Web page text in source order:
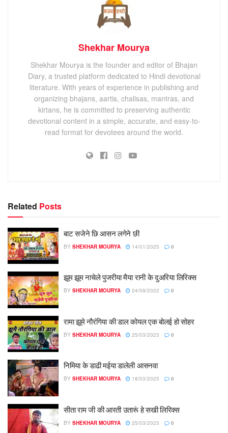
Shekhar Mourya
Shekhar Mourya is the founder and editor of Bhajan
Diary, a trusted platform dedicated to Hindi devotional
literature. With years of experience in publishing and
organizing bhajans, aartis, chalisas, mantras, and
kirtans, he is committed to preserving authentic
devotional content in a simple, accurate, and easy-to-
read format for devotees around the world.
Related Posts
बाट सजेने छि आसन लगेने छी
BY SHEKHAR MOURYA 14/01/2025 0
झूम झूम नाचेले पुजरीया मैया रानी के दुअरिया लिरिक्स
BY SHEKHAR MOURYA 24/09/2022 0
रामा झूमे नौरंगिया की डाल कोयल एक बोलई हो सोहर
BY SHEKHAR MOURYA 25/03/2023 0
निमिया के डाढी मईया डालेली आसनवा
BY SHEKHAR MOURYA 18/03/2025 0
सीता राम जी की आरती उतारूं हे सखी लिरिक्स
BY SHEKHAR MOURYA 25/03/2023 0